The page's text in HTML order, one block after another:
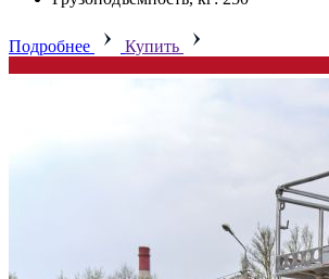
Подробнее Купить